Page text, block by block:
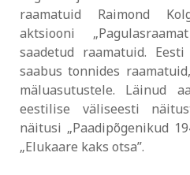
raamatuid Raimond
aktsiooni
saadetud raamatuid.
saabus tonnides
mäluasutustele. Läinud
eestilise väliseesti
näitusi „Paadipõgenikud
„Elukaare kaks otsa”.